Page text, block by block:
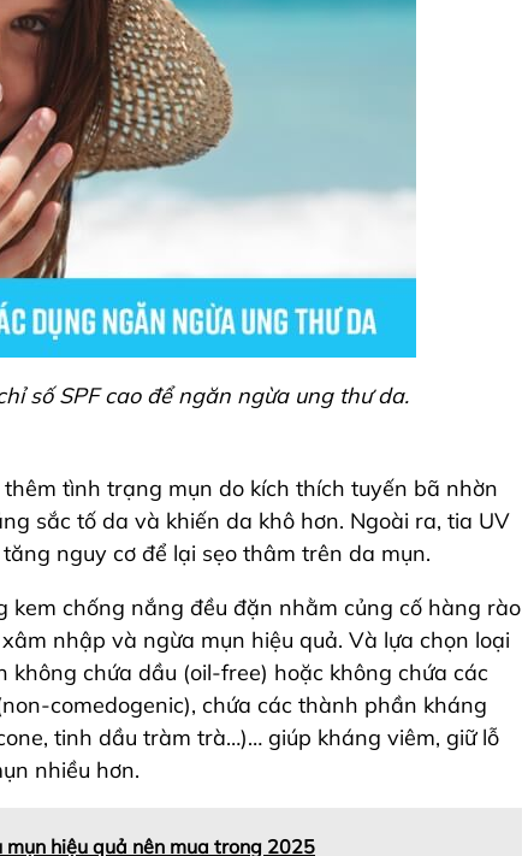
số SPF cao để ngăn ngừa ung thư da.
tình trạng mụn do kích thích tuyến bã nhờn
sắc tố da và khiến da khô hơn. Ngoài ra, tia UV
nguy cơ để lại sẹo thâm trên da mụn.
chống nắng đều đặn nhằm củng cố hàng rào
nhập và ngừa mụn hiệu quả. Và lựa chọn loại
chứa dầu (oil-free) hoặc không chứa các
comedogenic), chứa các thành phần kháng
tinh dầu tràm trà…)… giúp kháng viêm, giữ lỗ
nhiều hơn.
hiệu quả nên mua trong 2025